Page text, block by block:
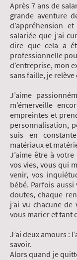
Après 7 ans de
grande aventure
d’appréhension
salariée que j’ai
dire que cela a
professionnelle
d’entreprise, mon
sans faille, je
J’aime
m’émerveille
empreintes et
personnalisation,
suis en
matériaux et
J’aime être à
vos vies, vous qui
venir, vos
bébé. Parfois
doutes, chaque
j’ai vu chacune
vous marier et tant
J’ai deux amours :
savoir.
Alors quand je